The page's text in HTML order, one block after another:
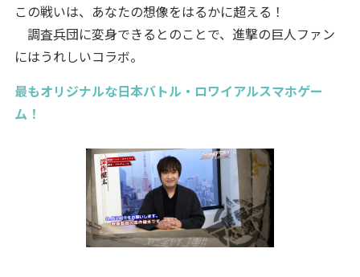
この戦いは、あなたの想像をはるかに超える！
調査兵団に変身できるとのことで、進撃の巨人ファン
にはうれしいコラボ。
最もオリジナルな日本バトル・ロワイアルスマホゲー
ム！